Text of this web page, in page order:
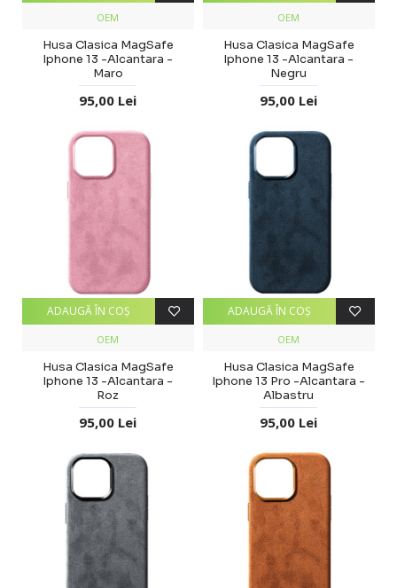
OEM
Husa Clasica MagSafe
Iphone 13 -Alcantara -
Maro
95,00 Lei
OEM
Husa Clasica MagSafe
Iphone 13 -Alcantara -
Negru
95,00 Lei
OEM
Husa Clasica MagSafe
Iphone 13 -Alcantara -
Roz
95,00 Lei
ADAUGĂ ÎN COŞ
OEM
Husa Clasica MagSafe
Iphone 13 Pro -Alcantara -
Albastru
95,00 Lei
ADAUGĂ ÎN COŞ